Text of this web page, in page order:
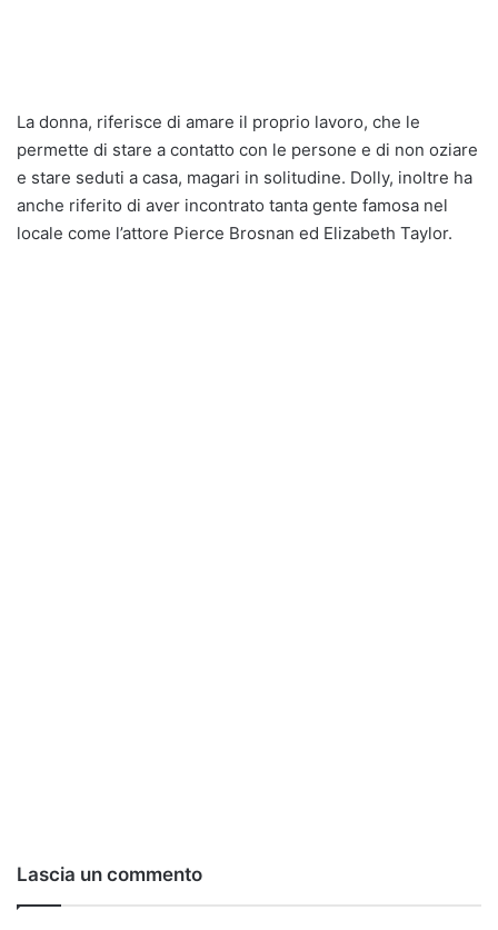
La donna, riferisce di amare il proprio lavoro, che le
permette di stare a contatto con le persone e di non oziare
e stare seduti a casa, magari in solitudine. Dolly, inoltre ha
anche riferito di aver incontrato tanta gente famosa nel
locale come l’attore Pierce Brosnan ed Elizabeth Taylor.
Lascia un commento